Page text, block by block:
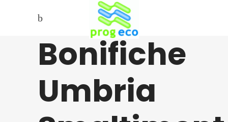
Bonifiche
Umbria